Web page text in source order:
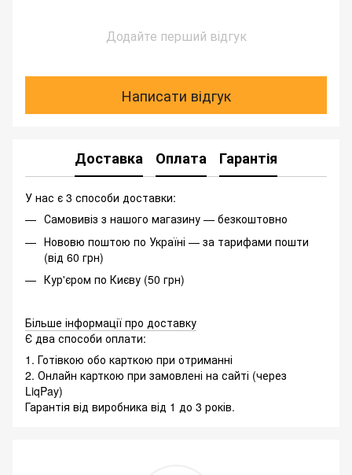
Додайте перший відгук
Написати відгук
Доставка Оплата Гарантія
У нас є 3 способи доставки:
Самовивіз з нашого магазину — безкоштовно
Нововю поштою по Україні — за тарифами пошти
(від 60 грн)
Кур'єром по Києву (50 грн)
Більше інформації про доставку
Є два способи оплати:
1. Готівкою обо карткою при отриманні
2. Онлайн карткою при замовлені на сайті (через
LiqPay)
Гарантія від виробника від 1 до 3 років.